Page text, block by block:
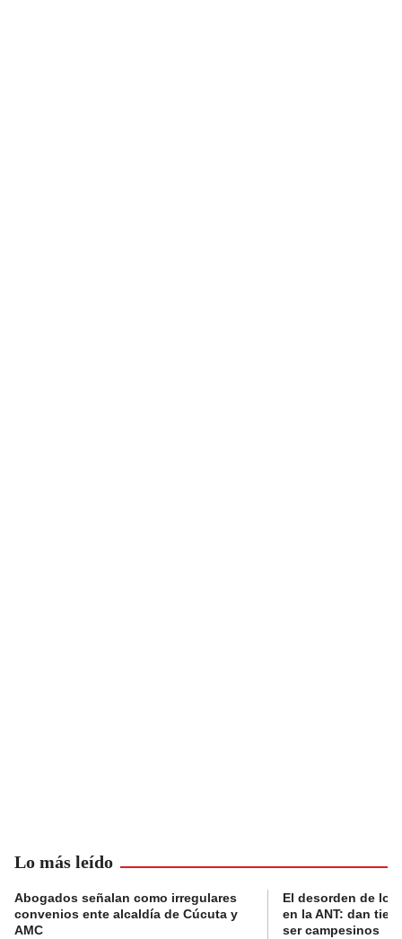
Lo más leído
Abogados señalan como irregulares
convenios ente alcaldía de Cúcuta y
AMC
El desorden de
en la ANT: dan
ser campesinos